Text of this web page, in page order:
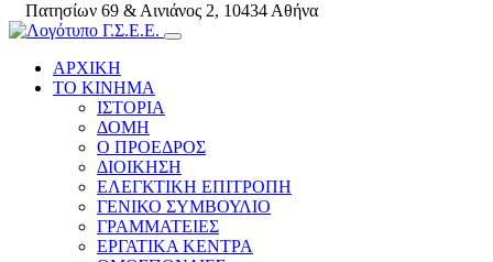
Πατησίων 69 & Αινιάνος 2, 10434 Αθήνα
ΑΡΧΙΚΗ
ΤΟ ΚΙΝΗΜΑ
ΙΣΤΟΡΙΑ
ΔΟΜΗ
Ο ΠΡΟΕΔΡΟΣ
ΔΙΟΙΚΗΣΗ
ΕΛΕΓΚΤΙΚΗ ΕΠΙΤΡΟΠΗ
ΓΕΝΙΚΟ ΣΥΜΒΟΥΛΙΟ
ΓΡΑΜΜΑΤΕΙΕΣ
ΕΡΓΑΤΙΚΑ ΚΕΝΤΡΑ